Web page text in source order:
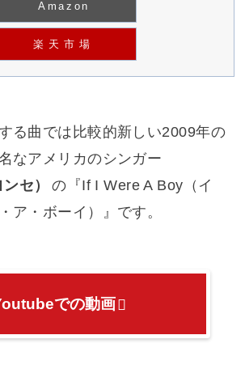
Amazon
楽天市場
る曲では比較的新しい2009年の
なアメリカのシンガー
セ）
の『If I Were A Boy（イ
ア・ボーイ）
』です。
での動画